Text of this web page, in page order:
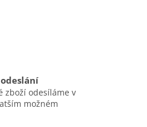
zboží odesíláme v
možném